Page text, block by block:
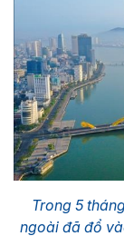
Trong 5
ngoài đã đổ